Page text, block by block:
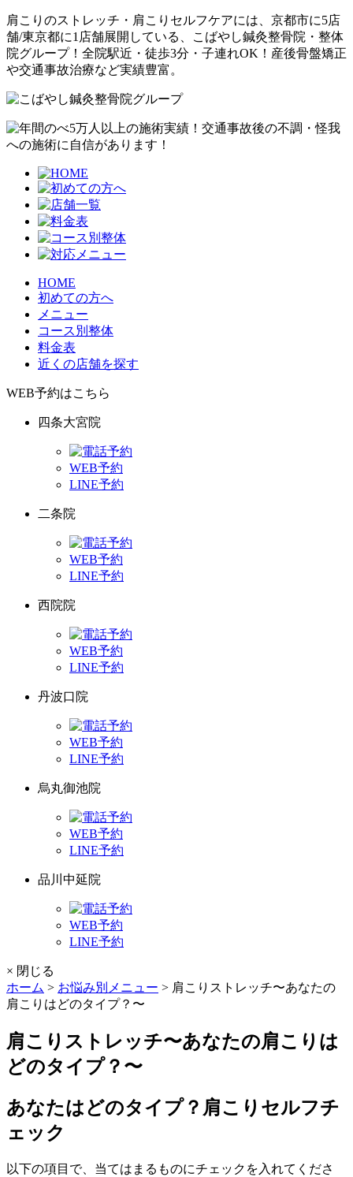
肩こりのストレッチ・肩こりセルフケアには、京都市に5店
舗/東京都に1店舗展開している、こばやし鍼灸整骨院・整体
院グループ！全院駅近・徒歩3分・子連れOK！産後骨盤矯正
や交通事故治療など実績豊富。
HOME
初めての方へ
メニュー
コース別整体
料金表
近くの店舗を探す
WEB予約はこちら
四条大宮院
WEB予約
LINE予約
二条院
WEB予約
LINE予約
西院院
WEB予約
LINE予約
丹波口院
WEB予約
LINE予約
烏丸御池院
WEB予約
LINE予約
品川中延院
WEB予約
LINE予約
× 閉じる
ホーム > お悩み別メニュー > 肩こりストレッチ〜あなたの
肩こりはどのタイプ？〜
肩こりストレッチ〜あなたの肩こりは
どのタイプ？〜
あなたはどのタイプ？肩こりセルフチ
ェック
以下の項目で、当てはまるものにチェックを入れてくださ